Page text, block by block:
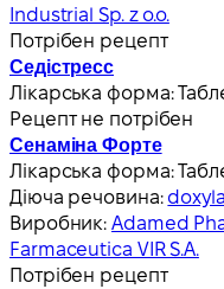
Industrial Sp. z o.o.
Потрібен рецепт
Седістресс
Лікарська форма:
Рецепт не потрібен
Сенаміна Форте
Лікарська форма:
Діюча речовина:
Виробник:Adamed
Farmaceutica VIR S.A.
Потрібен рецепт